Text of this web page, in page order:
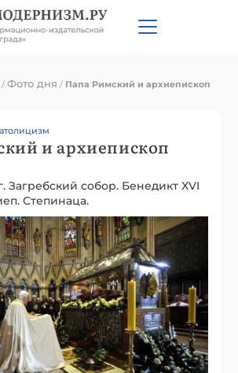
/Фото дня / Папа Римский и архиепископ
и архиепископ
Загребский собор. Бенедикт XVI
Степинаца.